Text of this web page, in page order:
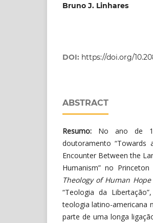
Bruno J. Linhares
DOI: https://doi.org/
ABSTRACT
Resumo: No ano de
doutoramento
Encounter Between the
Humanism” no
Theology of Human Hope
“Teologia da
teologia latino-americana
parte de uma longa